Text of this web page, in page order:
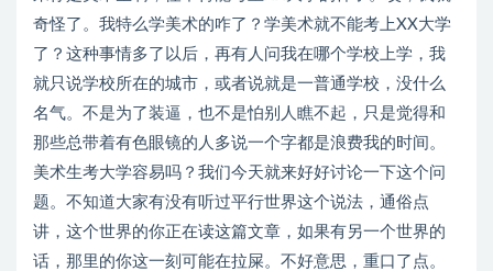
奇怪了。我特么学美术的咋了？学美术就不能考上XX大学
了？这种事情多了以后，再有人问我在哪个学校上学，我
就只说学校所在的城市，或者说就是一普通学校，没什么
名气。不是为了装逼，也不是怕别人瞧不起，只是觉得和
那些总带着有色眼镜的人多说一个字都是浪费我的时间。
美术生考大学容易吗？我们今天就来好好讨论一下这个问
题。不知道大家有没有听过平行世界这个说法，通俗点
讲，这个世界的你正在读这篇文章，如果有另一个世界的
话，那里的你这一刻可能在拉屎。不好意思，重口了点。